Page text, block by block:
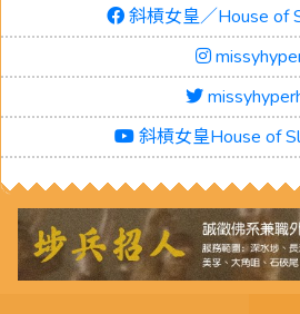
斜槓女皇／House of
斜槓女皇House of